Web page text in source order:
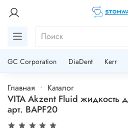
GC Corporation DiaDent Kerr
Главная Каталог
VITA Akzent Fluid жидкость
арт. BAPF20